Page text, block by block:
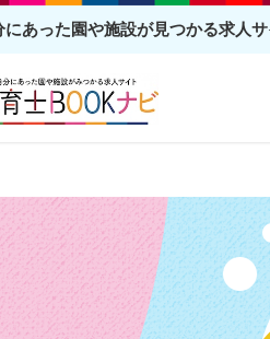
にあった園や施設が見つかる求人サ